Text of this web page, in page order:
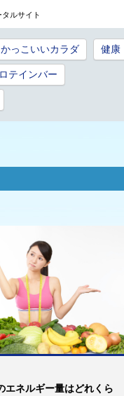
ルサイト
かっこいいカラダ 健康
テインバー
エネルギー量はどれくら